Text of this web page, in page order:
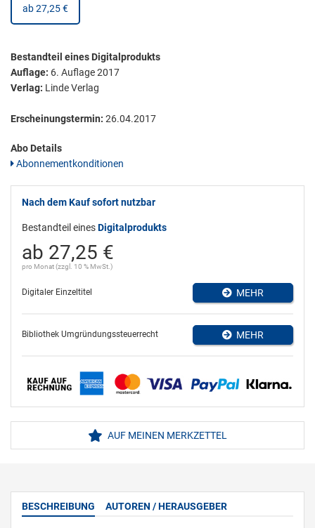
ab 27,25 €
Bestandteil eines Digitalprodukts
Auflage: 6. Auflage 2017
Verlag: Linde Verlag
Erscheinungstermin: 26.04.2017
Abo Details
Abonnementkonditionen
Nach dem Kauf sofort nutzbar
Bestandteil einesDigitalprodukts
ab 27,25 €
pro Monat (zzgl. 10 % MwSt.)
Digitaler Einzeltitel MEHR
Bibliothek Umgründungssteuerrecht MEHR
AUF MEINEN MERKZETTEL
BESCHREIBUNG AUTOREN / HERAUSGEBER